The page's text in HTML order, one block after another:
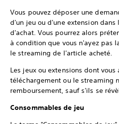
Vous pouvez déposer une
d'un jeu ou d'une extension dans
d'achat. Vous pourrez alors
à condition que vous n'ayez pas
le streaming de l'article acheté.
Les jeux ou extensions dont vous
téléchargement ou le streaming
remboursement, sauf s'ils se
Consommables de jeu